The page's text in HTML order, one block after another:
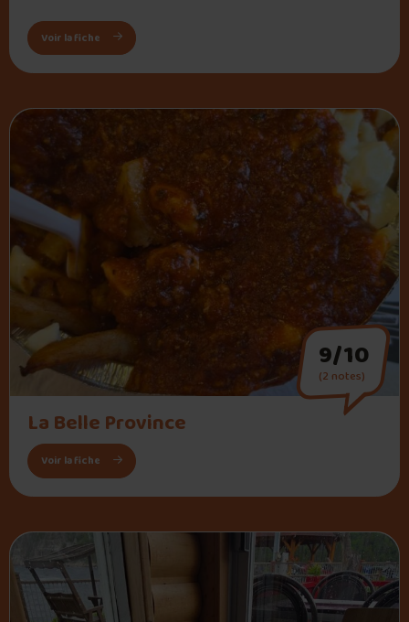
Voir la fiche : A&W Canada
La Belle Province
9/10
(2 notes)
Voir la fiche : La Belle Province